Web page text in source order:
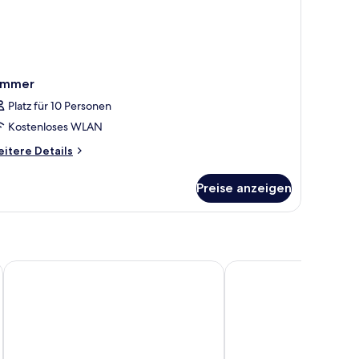
Platz für 10 Personen
Kostenloses WLAN
Details
Preise anzeigen
Be Mate Málaga Soho Coeo Parras Design